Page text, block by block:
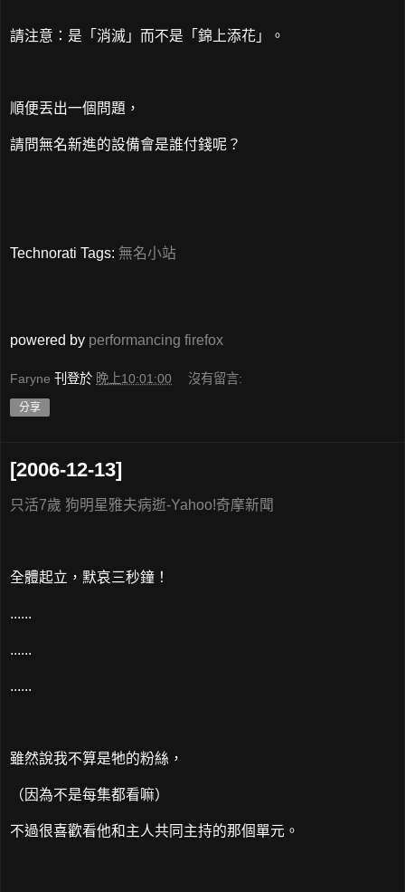
請注意：是「消滅」而不是「錦上添花」。
順便丟出一個問題，
請問無名新進的設備會是誰付錢呢？
Technorati Tags: 無名小站
powered by performancing firefox
Faryne 刊登於 晚上10:01:00 沒有留言:
分享
[2006-12-13]
只活7歲 狗明星雅夫病逝-Yahoo!奇摩新聞
全體起立，默哀三秒鐘！
......
......
......
雖然說我不算是牠的粉絲，
（因為不是每集都看嘛）
不過很喜歡看他和主人共同主持的那個單元。